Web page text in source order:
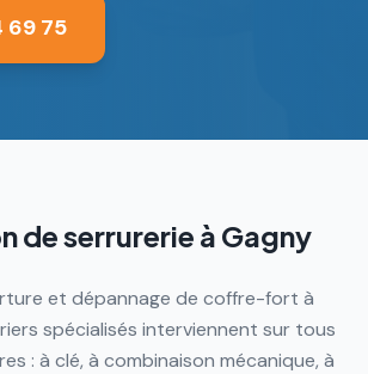
69 75
de serrurerie à Gagny
et dépannage de coffre-fort à
spécialisés interviennent sur tous
: à clé, à combinaison mécanique, à